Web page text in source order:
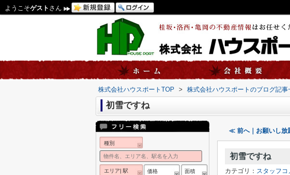
ようこそゲスト さん
株式会社ハウスポートTOP > 株式会社ハウスポートのブログ記事
初雪ですね
≪ 前へ｜お願いし放
初雪ですね
カテゴリ： スタッフコ
種別
エリア| 駅 価格 面積